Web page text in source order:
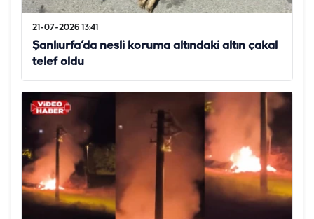
21-07-2026 13:41
Şanlıurfa’da nesli koruma altındaki altın çakal
telef oldu